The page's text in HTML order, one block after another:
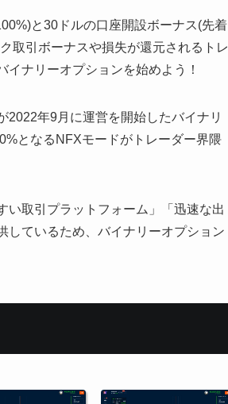
と30ドルの口座開設ボーナス(先着
取引ボーナスや損失が還元されるトレ
ナリーオプションを始めよう！
2022年9月に運営を開始したバイナリ
となるNFXモードがトレーダー界隈
い取引プラットフォーム」「迅速な出
しているため、バイナリーオプション